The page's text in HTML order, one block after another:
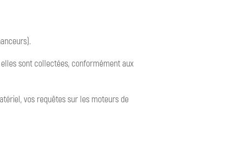
sont collectées, conformément aux
vos requêtes sur les moteurs de